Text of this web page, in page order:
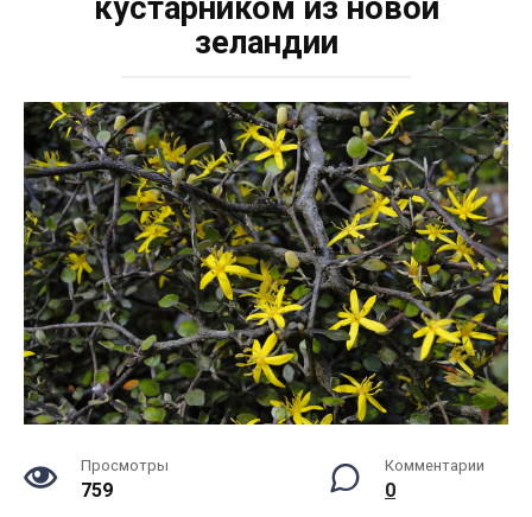
кустарником из новой
зеландии
Просмотры
759
Комментарии
0